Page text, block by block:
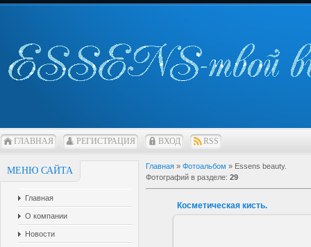
ГЛАВНАЯ РЕГИСТРАЦИЯ ВХОД RSS
МЕНЮ САЙТА
Главная
О компании
Новости
Главная » Фотоальбом » Essens beauty.
Фотографий в разделе: 29
Косметическая кисть.